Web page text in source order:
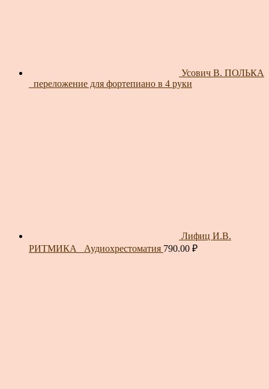
Усович В. ПОЛЬКА
_переложение для фортепиано в 4 руки
Лифиц И.В.
РИТМИКА_ Аудиохрестоматия 790.00 ₽